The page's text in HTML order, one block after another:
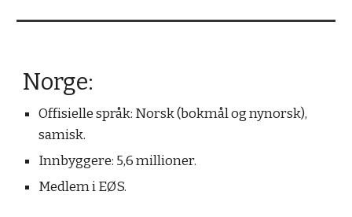
Norge:
Offisielle språk: Norsk (bokmål og nynorsk),
samisk.
Innbyggere: 5,6 millioner.
Medlem i EØS.